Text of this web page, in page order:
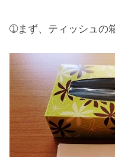
➀まず、ティッシュの